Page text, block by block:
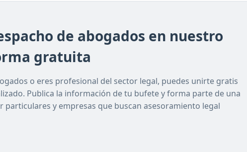
de abogados en nuestro
gratuita
o eres profesional del sector legal, puedes unirte gratis
Publica la información de tu bufete y forma parte de una
particulares y empresas que buscan asesoramiento legal